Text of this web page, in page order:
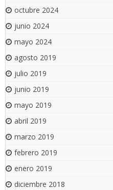
octubre 2024
junio 2024
mayo 2024
agosto 2019
julio 2019
junio 2019
mayo 2019
abril 2019
marzo 2019
febrero 2019
enero 2019
diciembre 2018